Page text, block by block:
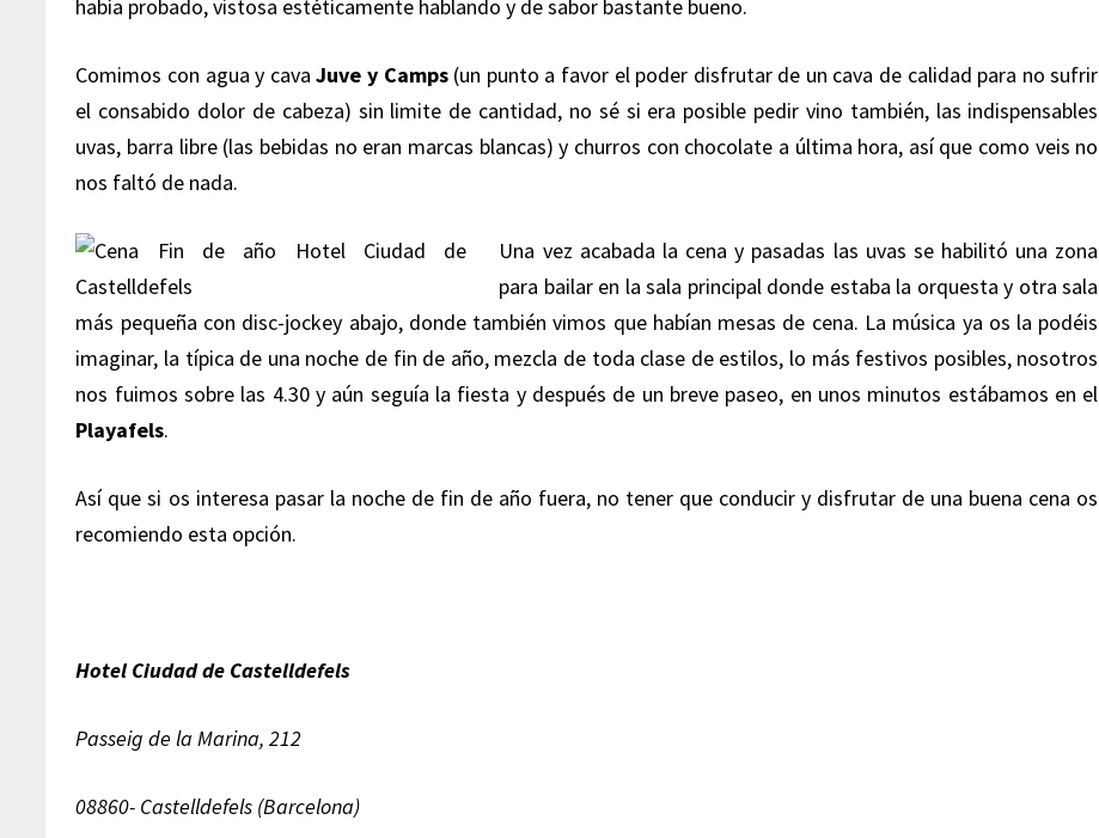
había probado, vistosa estéticamente hablando y de sabor bastante bueno.
Comimos con agua y cavaJuve y Camps (un punto a favor el poder disfrutar de un cava de calidad para no sufrir
el consabido dolor de cabeza) sin limite de cantidad, no sé si era posible pedir vino también, las indispensables
uvas, barra libre (las bebidas no eran marcas blancas) y churros con chocolate a última hora, así que como veis no
nos faltó de nada.
Una vez acabada la cena y pasadas las uvas se habilitó una zona
para bailar en la sala principal donde estaba la orquesta y otra sala
más pequeña con disc-jockey abajo, donde también vimos que habían mesas de cena. La música ya os la podéis
imaginar, la típica de una noche de fin de año, mezcla de toda clase de estilos, lo más festivos posibles, nosotros
nos fuimos sobre las 4.30 y aún seguía la fiesta y después de un breve paseo, en unos minutos estábamos en el
Playafels.
Así que si os interesa pasar la noche de fin de año fuera, no tener que conducir y disfrutar de una buena cena os
recomiendo esta opción.
Hotel Ciudad de Castelldefels
Passeig de la Marina, 212
08860- Castelldefels (Barcelona)